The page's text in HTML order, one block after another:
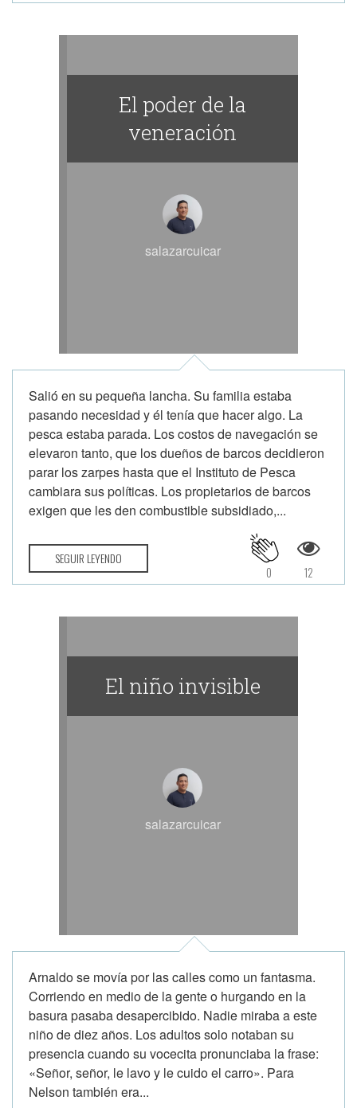
El poder de la
veneración
salazarcuicar
Salió en su pequeña lancha. Su familia estaba
pasando necesidad y él tenía que hacer algo. La
pesca estaba parada. Los costos de navegación se
elevaron tanto, que los dueños de barcos decidieron
parar los zarpes hasta que el Instituto de Pesca
cambiara sus políticas. Los propietarios de barcos
exigen que les den combustible subsidiado,...
SEGUIR LEYENDO
12
0
El niño invisible
salazarcuicar
Arnaldo se movía por las calles como un fantasma.
Corriendo en medio de la gente o hurgando en la
basura pasaba desapercibido. Nadie miraba a este
niño de diez años. Los adultos solo notaban su
presencia cuando su vocecita pronunciaba la frase:
«Señor, señor, le lavo y le cuido el carro». Para
Nelson también era...